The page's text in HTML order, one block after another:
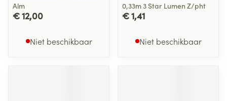
Alm
€ 12,00
Niet beschikbaar
0,33m 3 Star Lumen Z/pht
€ 1,41
Niet beschikbaar